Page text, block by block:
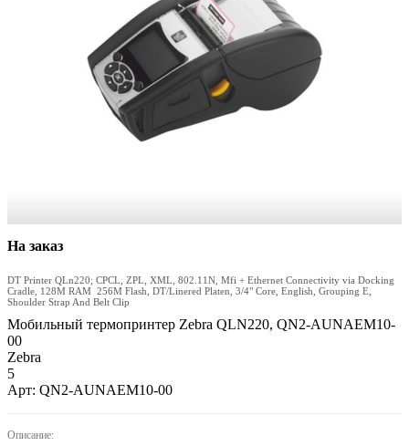
На заказ
DT Printer QLn220; CPCL, ZPL, XML, 802.11N, Mfi + Ethernet Connectivity via Docking
Cradle, 128M RAM 256M Flash, DT/Linered Platen, 3/4" Core, English, Grouping E,
Shoulder Strap And Belt Clip
Мобильный термопринтер Zebra QLN220, QN2-AUNAEM10-
00
Zebra
5
Арт: QN2-AUNAEM10-00
Описание: